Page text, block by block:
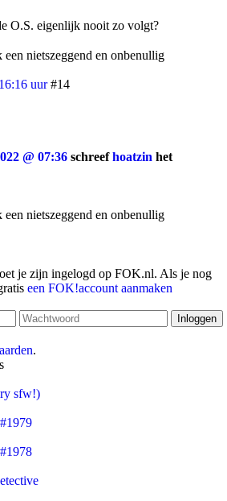
O.S. eigenlijk nooit zo volgt?
nietszeggend en onbenullig
uur #14
@ 07:36 schreefhoatzin het
nietszeggend en onbenullig
je zijn ingelogd op FOK.nl. Als je nog
een FOK!account aanmaken
.
sfw!)